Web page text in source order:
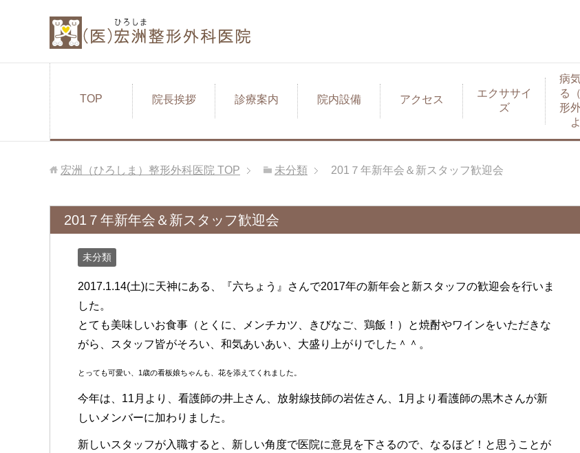
TOP 院長挨拶 診療案内 院内設備 アクセス
エクササイ
ズ
病
る
形
宏洲（ひろしま）整形外科医院 TOP 未分類 201７年新年会＆新スタッフ歓迎会
201７年新年会＆新スタッフ歓迎会
未分類
2017.1.14(土)に天神にある、『六ちょう』さんで2017年の新年会と新スタッフの歓迎会を行いま
した。
とても美味しいお食事（とくに、メンチカツ、きびなご、鶏飯！）と焼酎やワインをいただきな
がら、スタッフ皆がそろい、和気あいあい、大盛り上がりでした＾＾。
とっても可愛い、1歳の看板娘ちゃんも、花を添えてくれました。
今年は、11月より、看護師の井上さん、放射線技師の岩佐さん、1月より看護師の黒木さんが新
しいメンバーに加わりました。
新しいスタッフが入職すると、新しい角度で医院に意見を下さるので、なるほど！と思うことが